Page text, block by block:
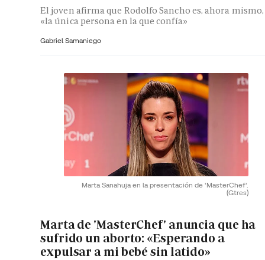
El joven afirma que Rodolfo Sancho es, ahora mismo,
«la única persona en la que confía»
Gabriel Samaniego
Marta Sanahuja en la presentación de 'MasterChef'.
(Gtres)
Marta de 'MasterChef' anuncia que ha
sufrido un aborto: «Esperando a
expulsar a mi bebé sin latido»